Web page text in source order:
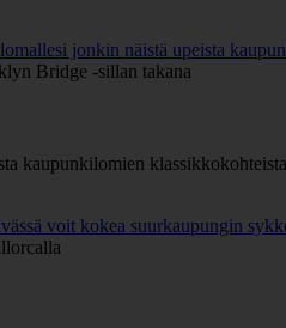
jonkin näistä upeista
kaupunkilomien
voit kokea suurkaupungin